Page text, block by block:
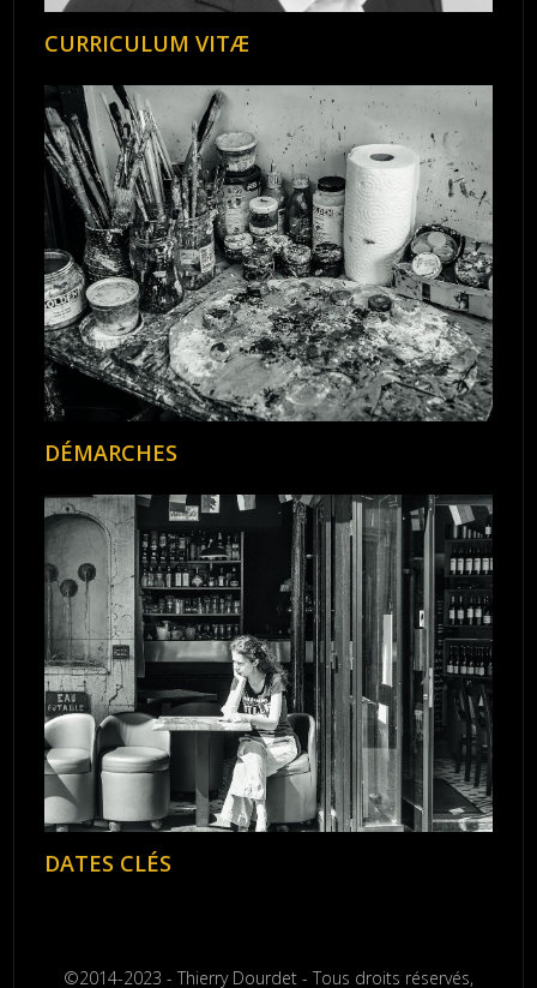
CURRICULUM VITÆ
DÉMARCHES
DATES CLÉS
©2014-2023 - Thierry Dourdet - Tous droits réservés,